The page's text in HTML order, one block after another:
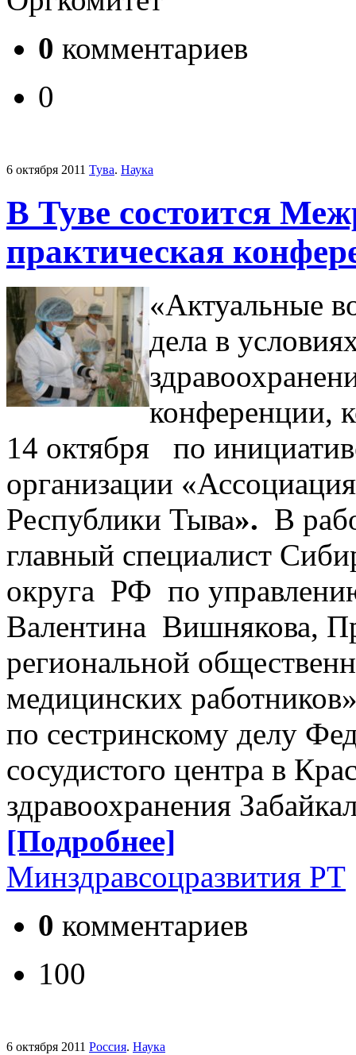
0 комментариев
0
6 октября 2011 Тува. Наука
В Туве состоится
практическая
«Актуальные
дела в
конференции,
14 октября
по
организации «Ассоциация
Республики Тыва». В
главный специалист
округа РФ по
Валентина Вишнякова,
региональной
медицинских
по сестринскому делу
сосудистого центра в
здравоохранения
[Подробнее]
Минздравсоцразвития РТ
0 комментариев
100
6 октября 2011 Россия. Наука